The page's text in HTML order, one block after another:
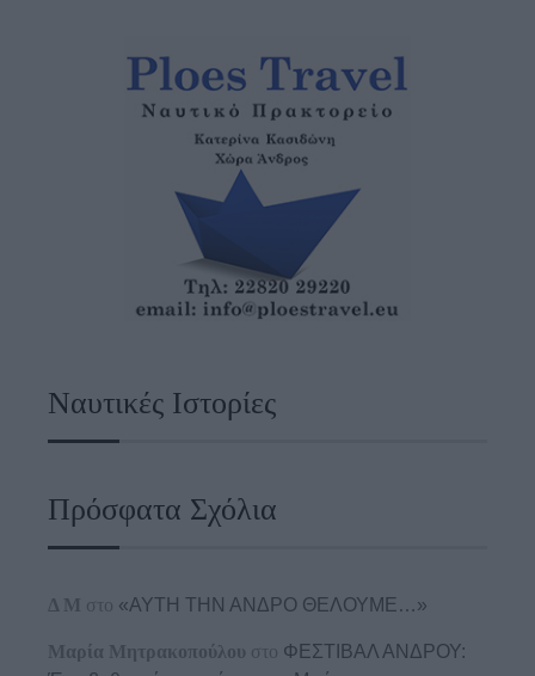
Ναυτικές Ιστορίες
Πρόσφατα Σχόλια
Δ Μ στο «ΑΥΤΗ ΤΗΝ ΑΝΔΡΟ ΘΕΛΟΥΜΕ…»
Μαρία Μητρακοπούλου στο ΦΕΣΤΙΒΑΛ ΑΝΔΡΟΥ: